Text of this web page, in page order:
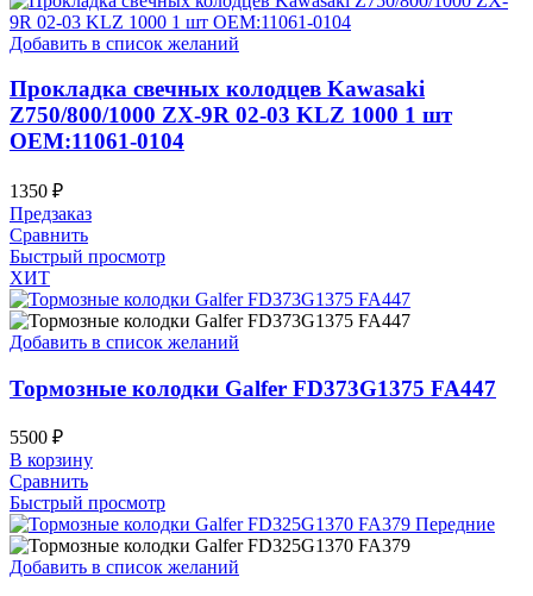
Добавить в список желаний
Прокладка свечных колодцев Kawasaki
Z750/800/1000 ZX-9R 02-03 KLZ 1000 1 шт
OEM:11061-0104
1350 ₽
Предзаказ
Сравнить
Быстрый просмотр
ХИТ
Добавить в список желаний
Тормозные колодки Galfer FD373G1375 FA447
5500 ₽
В корзину
Сравнить
Быстрый просмотр
Добавить в список желаний